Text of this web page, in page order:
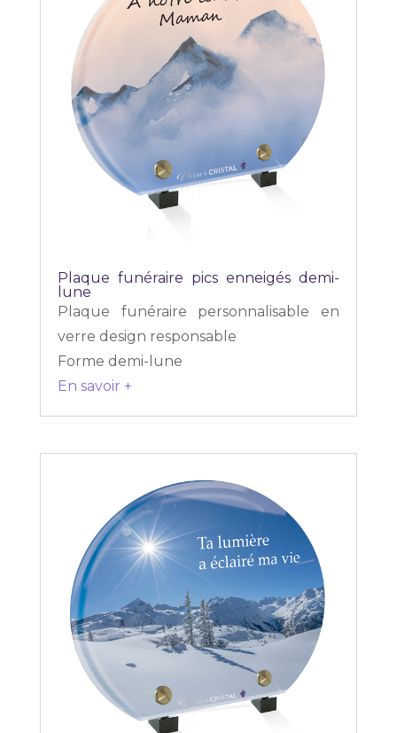
Plaque funéraire pics enneigés demi-
lune
Plaque funéraire personnalisable en
verre design responsable
Forme demi-lune
En savoir +